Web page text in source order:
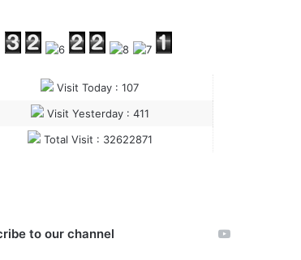
Visit Today : 107
Visit Yesterday : 411
Total Visit : 32622871
to our channel